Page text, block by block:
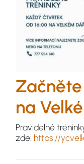
na
Pravidelné
zde: https://